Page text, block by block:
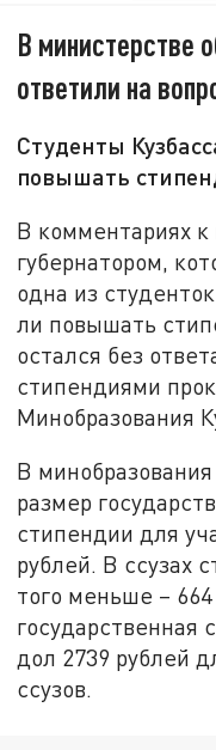
В министерстве
ответили на
Студенты
повышать
В комментариях
губернатором,
одна из
ли повышать
остался без
стипендиями
Минобразования
В
размер
стипендии для
рублей. В ссузах
того меньше –
государственная
дол 2739 рублей
ссузов.